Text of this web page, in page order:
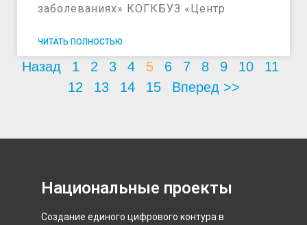
заболеваниях» КОГКБУЗ «Центр
ЧИТАТЬ ПОЛНОСТЬЮ
Назад 1 2 3 4 5 6 7 8 9 10
11
12
13 14 15 Вперед >>
Национальные проекты
Создание единого цифрового контура в